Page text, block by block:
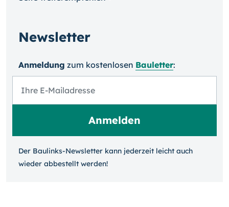
Newsletter
Anmeldung zum kosten­losen Bauletter:
Der Baulinks-Newsletter kann jeder­zeit leicht auch
wieder ab­bestellt werden!